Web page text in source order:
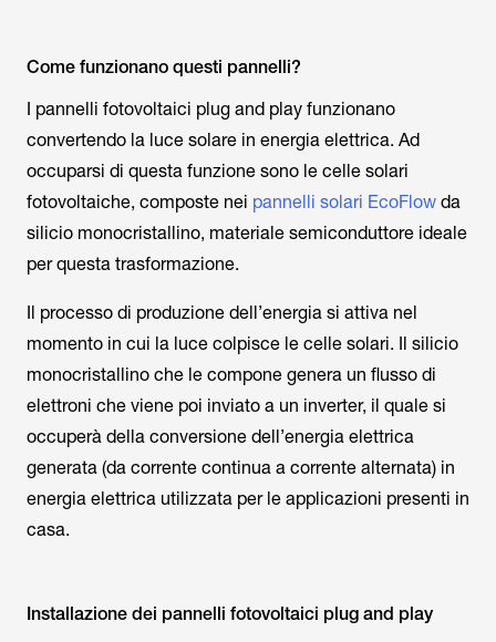
Come funzionano questi pannelli?
I pannelli fotovoltaici plug and play funzionano
convertendo la luce solare in energia elettrica. Ad
occuparsi di questa funzione sono le celle solari
fotovoltaiche, composte nei pannelli solari EcoFlow da
silicio monocristallino, materiale semiconduttore ideale
per questa trasformazione.
Il processo di produzione dell’energia si attiva nel
momento in cui la luce colpisce le celle solari. Il silicio
monocristallino che le compone genera un flusso di
elettroni che viene poi inviato a un inverter, il quale si
occuperà della conversione dell’energia elettrica
generata (da corrente continua a corrente alternata) in
energia elettrica utilizzata per le applicazioni presenti in
casa.
Installazione dei pannelli fotovoltaici plug and play